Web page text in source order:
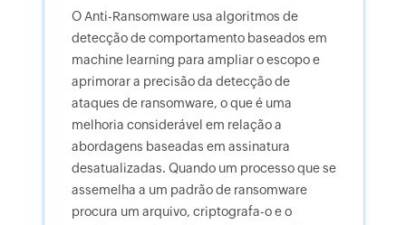
O Anti-Ransomware usa algoritmos de
detecção de comportamento baseados em
machine learning para ampliar o escopo e
aprimorar a precisão da detecção de
ataques de ransomware, o que é uma
melhoria considerável em relação a
abordagens baseadas em assinatura
desatualizadas. Quando um processo que se
assemelha a um padrão de ransomware
procura um arquivo, criptografa-o e o